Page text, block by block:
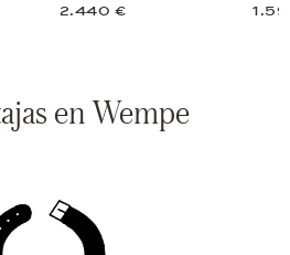
2.440 €
en Wempe